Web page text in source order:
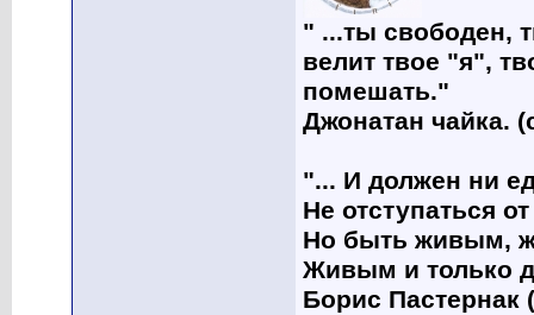
" ...ты свободен,
велит твое "я",
помешать."
Джонатан чайка.
"... И должен ни
Не отступаться
Но быть живым,
Живым и только
Борис Пастернак